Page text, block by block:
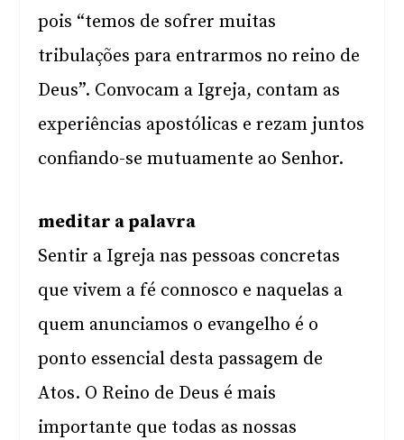
pois “temos de sofrer muitas
tribulações para entrarmos no reino de
Deus”. Convocam a Igreja, contam as
experiências apostólicas e rezam juntos
confiando-se mutuamente ao Senhor.
meditar a palavra
Sentir a Igreja nas pessoas concretas
que vivem a fé connosco e naquelas a
quem anunciamos o evangelho é o
ponto essencial desta passagem de
Atos. O Reino de Deus é mais
importante que todas as nossas